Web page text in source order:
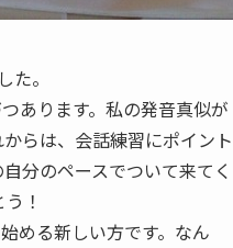
。
あります。私の発音真似が
らは、会話練習にポイント
分のペースでついて来てく
！
める新しい方です。なん